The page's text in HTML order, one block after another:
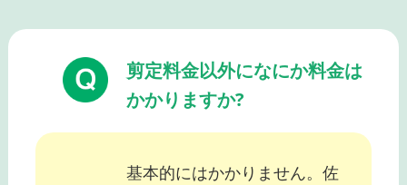
剪定料金以外になにか料金は
かかりますか?
基本的にはかかりません。佐